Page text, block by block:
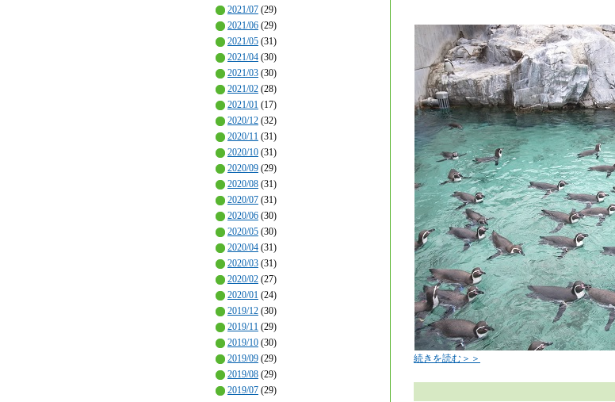
2021/07 (29)
2021/06 (29)
2021/05 (31)
2021/04 (30)
2021/03 (30)
2021/02 (28)
2021/01 (17)
2020/12 (32)
2020/11 (31)
2020/10 (31)
2020/09 (29)
2020/08 (31)
2020/07 (31)
2020/06 (30)
2020/05 (30)
2020/04 (31)
2020/03 (31)
2020/02 (27)
2020/01 (24)
2019/12 (30)
2019/11 (29)
2019/10 (30)
2019/09 (29)
2019/08 (29)
2019/07 (29)
続きを読む＞＞